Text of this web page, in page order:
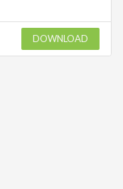
DOWNLOAD